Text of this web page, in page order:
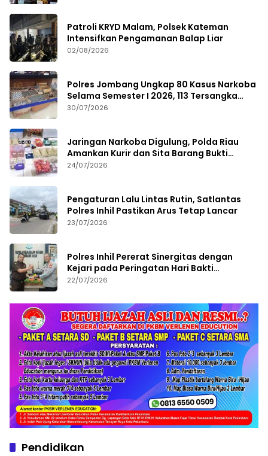
Patroli KRYD Malam, Polsek Kateman
Intensifkan Pengamanan Balap Liar
02/08/2026
Polres Jombang Ungkap 80 Kasus Narkoba
Selama Semester I 2026, 113 Tersangka
Diamankan
30/07/2026
Jaringan Narkoba Digulung, Polda Riau
Amankan Kurir dan Sita Barang Bukti
Bernilai Fantastis
24/07/2026
Pengaturan Lalu Lintas Rutin, Satlantas
Polres Inhil Pastikan Arus Tetap Lancar
23/07/2026
Polres Inhil Pererat Sinergitas dengan
Kejari pada Peringatan Hari Bakti
Adhyaksa ke-66
22/07/2026
Pendidikan